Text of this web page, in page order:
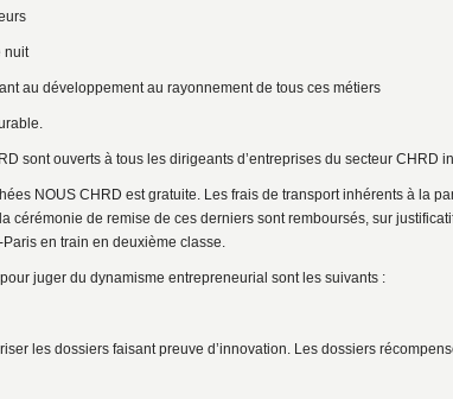
développement au rayonnement de tous ces métiers
sont ouverts à tous les dirigeants d’entreprises du secteur CHRD
NOUS CHRD est gratuite. Les frais de transport inhérents à la
cérémonie de remise de ces derniers sont remboursés, sur
en train en deuxième classe.
juger du dynamisme entrepreneurial sont les suivants :
les dossiers faisant preuve d’innovation. Les dossiers